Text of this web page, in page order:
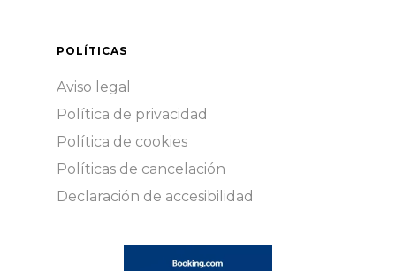
POLÍTICAS
Aviso legal
Política de privacidad
Política de cookies
Políticas de cancelación
Declaración de accesibilidad